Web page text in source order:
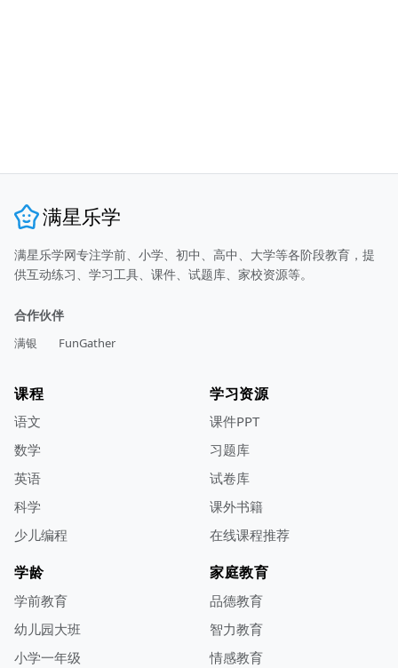
满星乐学
满星乐学网专注学前、小学、初中、高中、大学等各阶段教育，提
供互动练习、学习工具、课件、试题库、家校资源等。
合作伙伴
满银 FunGather
课程
语文
数学
英语
科学
少儿编程
学习资源
课件PPT
习题库
试卷库
课外书籍
在线课程推荐
学龄
学前教育
幼儿园大班
小学一年级
家庭教育
品德教育
智力教育
情感教育